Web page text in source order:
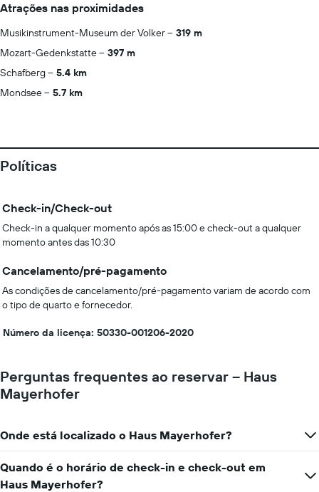
Atrações nas proximidades
Musikinstrument-Museum der Volker
319 m
Mozart-Gedenkstatte
397 m
Schafberg
5.4 km
Mondsee
5.7 km
Políticas
Check-in/Check-out
Check-in a qualquer momento após as 15:00 e check-out a qualquer
momento antes das 10:30
Cancelamento/pré-pagamento
As condições de cancelamento/pré-pagamento variam de acordo com
o tipo de quarto e fornecedor.
Número da licença: 50330-001206-2020
Perguntas frequentes ao reservar – Haus
Mayerhofer
Onde está localizado o Haus Mayerhofer?
Quando é o horário de check-in e check-out em
Haus Mayerhofer?